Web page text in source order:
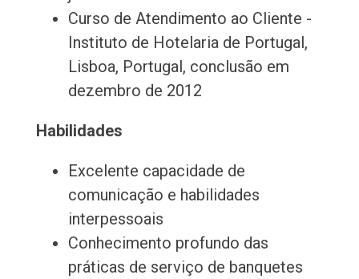
Curso de Atendimento ao Cliente -
Instituto de Hotelaria de Portugal,
Lisboa, Portugal, conclusão em
dezembro de 2012
Habilidades
Excelente capacidade de
comunicação e habilidades
interpessoais
Conhecimento profundo das
práticas de serviço de banquetes